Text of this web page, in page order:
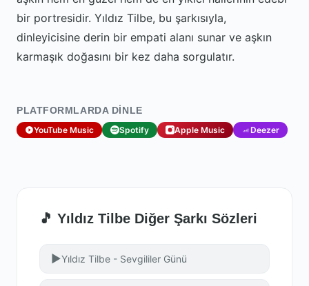
bir portresidir. Yıldız Tilbe, bu şarkısıyla,
dinleyicisine derin bir empati alanı sunar ve aşkın
karmaşık doğasını bir kez daha sorgulatır.
PLATFORMLARDA DINLE
YouTube Music Spotify Apple Music Deezer
🎵 Yıldız Tilbe Diğer Şarkı Sözleri
▶Yıldız Tilbe - Sevgililer Günü